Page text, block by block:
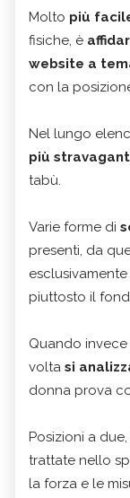
Molto più
fisiche, è
website a
con la
Nel lungo
più
tabù.
Varie forme di
presenti, da
piuttosto il
Quando
volta si
donna prova
Posizioni a
trattate nello
la forza e le